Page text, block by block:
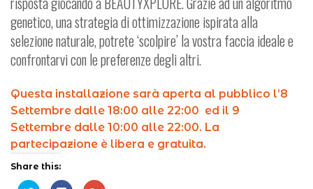
genetico, una strategia di ottimizzazione ispirata alla
selezione naturale, potrete ‘scolpire’ la vostra faccia ideale e
confrontarvi con le preferenze degli altri.
Questa installazione sarà aperta al pubblico l’8
Settembre dalle 18:00 alle 22:00 ed il 9
Settembre dalle 10:00 alle 22:00. La
partecipazione è libera e gratuita.
Share this: